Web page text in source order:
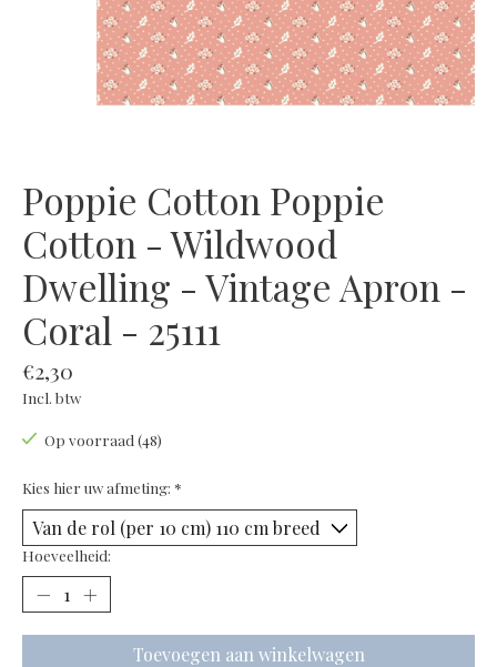
Poppie Cotton Poppie
Cotton - Wildwood
Dwelling - Vintage Apron -
Coral - 25111
€2,30
Incl. btw
Op voorraad (48)
Kies hier uw afmeting: *
Hoeveelheid:
Toevoegen aan winkelwagen